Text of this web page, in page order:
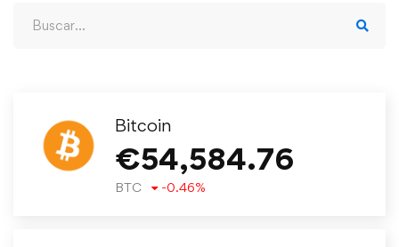
Bitcoin
€54,584.76
BTC -0.46%